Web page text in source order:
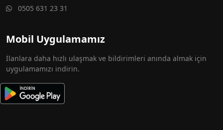
0505 631 23 31
Mobil Uygulamamız
İlanlara daha hızlı ulaşmak ve bildirimleri anında almak için
uygulamamızı indirin.